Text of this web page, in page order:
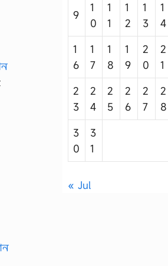
9
1
0
1
1
1
2
1
3
1
4
1
6
1
7
1
8
1
9
2
0
2
1
2
3
2
4
2
5
2
6
2
7
2
8
3
0
3
1
« Jul